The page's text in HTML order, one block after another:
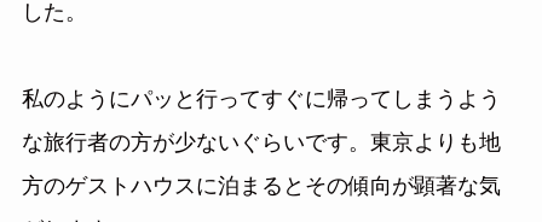
した。
私のようにパッと行ってすぐに帰ってしまうよう
な旅行者の方が少ないぐらいです。東京よりも地
方のゲストハウスに泊まるとその傾向が顕著な気